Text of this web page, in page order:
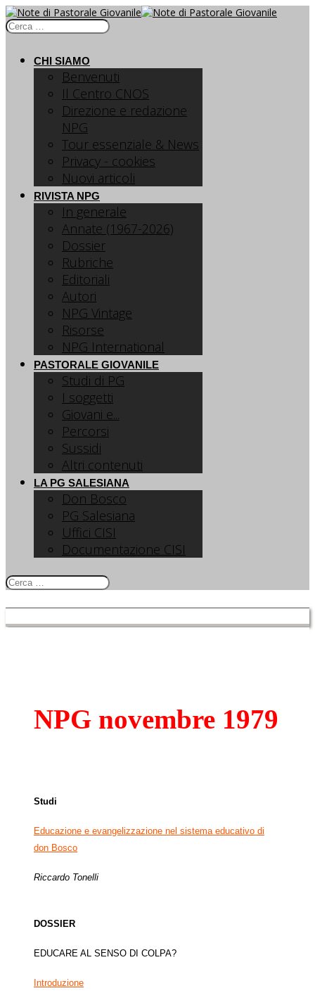
CHI SIAMO
Benvenuti
Il Centro CNOS
Direzione e redazione
NPG
Tour essenziale & News
Privacy - cookies
Nuovi articoli
RIVISTA NPG
In generale
Annate (1967-2026)
Dossier
Rubriche
Editoriali
Autori
NPG Vintage
Risorse
NPG International
PASTORALE GIOVANILE
Studi di PG
I soggetti
Giovani e...
Percorsi
Sussidi
Altri contenuti
LA PG SALESIANA
Don Bosco
PG Salesiana
Uffici CISI
Documentazione CISI
NPG novembre 1979
Studi
Educazione e evangelizzazione nel sistema educativo di
don Bosco
Riccardo Tonelli
DOSSIER
EDUCARE AL SENSO DI COLPA?
Introduzione